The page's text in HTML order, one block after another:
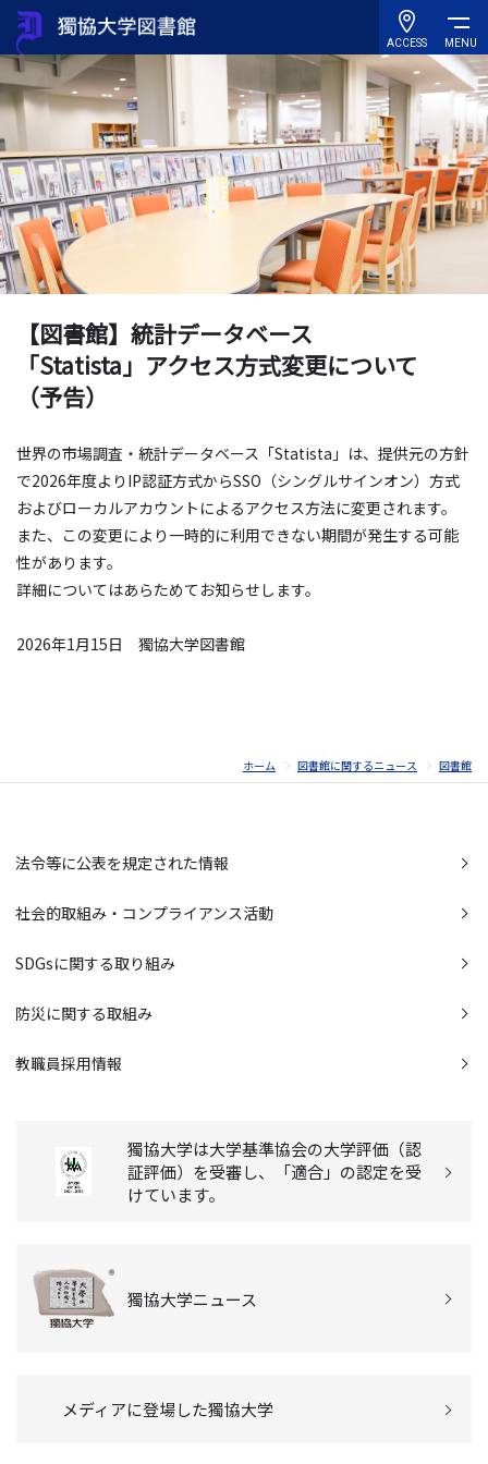
ACCESS MENU
【図書館】統計データベース
「Statista」アクセス方式変更について
（予告）
世界の市場調査・統計データベース「Statista」は、提供元の方針
で2026年度よりIP認証方式からSSO（シングルサインオン）方式
およびローカルアカウントによるアクセス方法に変更されます。
また、この変更により一時的に利用できない期間が発生する可能
性があります。
詳細についてはあらためてお知らせします。
2026年1月15日 獨協大学図書館
ホーム 図書館に関するニュース 図書館
法令等に公表を規定された情報
社会的取組み・コンプライアンス活動
SDGsに関する取り組み
防災に関する取組み
教職員採用情報
獨協大学は大学基準協会の大学評価（認
証評価）を受審し、「適合」の認定を受
けています。
獨協大学ニュース
メディアに登場した獨協大学